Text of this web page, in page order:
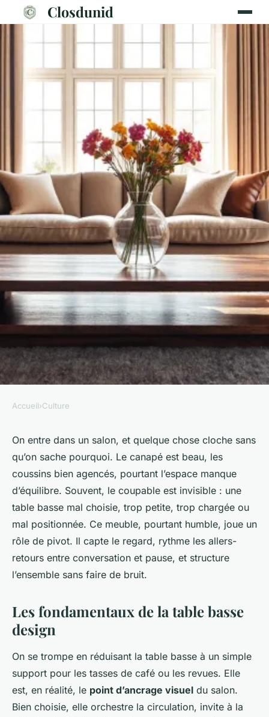
Closdunid
Sélection de tables basses
design pour embellir votre
salon
Dinaïs •13/04/2026 10:32•11 min de lecture
Accueil›Culture
On entre dans un salon, et quelque chose cloche sans
qu’on sache pourquoi. Le canapé est beau, les
coussins bien agencés, pourtant l’espace manque
d’équilibre. Souvent, le coupable est invisible : une
table basse mal choisie, trop petite, trop chargée ou
mal positionnée. Ce meuble, pourtant humble, joue un
rôle de pivot. Il capte le regard, rythme les allers-
retours entre conversation et pause, et structure
l’ensemble sans faire de bruit.
Les fondamentaux de la table basse
design
On se trompe en réduisant la table basse à un simple
support pour les tasses de café ou les revues. Elle
est, en réalité, le point d’ancrage visuel du salon.
Bien choisie, elle orchestre la circulation, invite à la